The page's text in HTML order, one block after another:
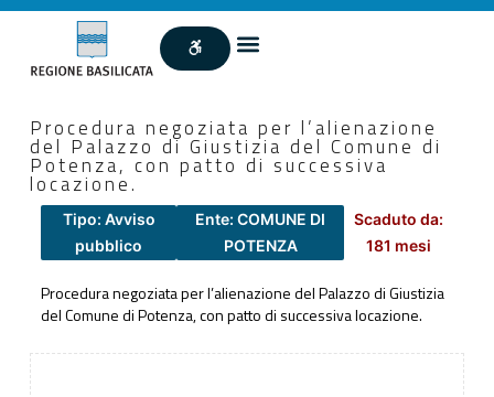
Procedura negoziata per l’alienazione
del Palazzo di Giustizia del Comune di
Potenza, con patto di successiva
locazione.
Tipo: Avviso
pubblico
Ente: COMUNE DI
POTENZA
Scaduto da:
181 mesi
Procedura negoziata per l’alienazione del Palazzo di Giustizia
del Comune di Potenza, con patto di successiva locazione.